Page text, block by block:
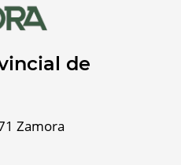
de
Zamora